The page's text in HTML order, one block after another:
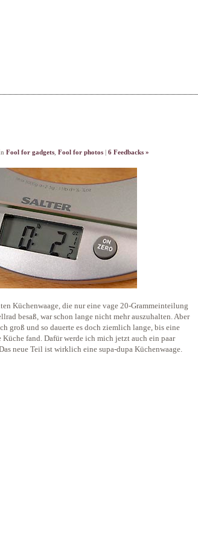
Fool for gadgets Fool for photos 6 Feedbacks »
Küchenwaage, die nur eine vage 20-Grammeinteilung
besaß, war schon lange nicht mehr auszuhalten. Aber
groß und so dauerte es doch ziemlich lange, bis eine
Küche fand. Dafür werde ich mich jetzt auch ein paar
neue Teil ist wirklich eine supa-dupa Küchenwaage.